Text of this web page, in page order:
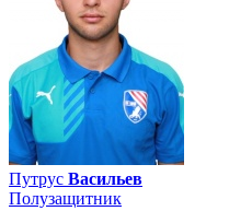
Путрус Васильев
Полузащитник